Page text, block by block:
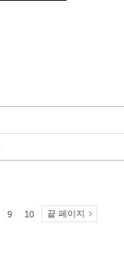
9 10 끝 페이지